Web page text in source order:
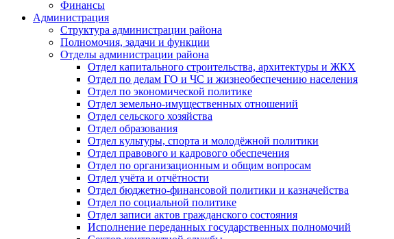
Финансы
Администрация
Структура администрации района
Полномочия, задачи и функции
Отделы администрации района
Отдел капитального строительства, архитектуры и ЖКХ
Отдел по делам ГО и ЧС и жизнеобеспечению населения
Отдел по экономической политике
Отдел земельно-имущественных отношений
Отдел сельского хозяйства
Отдел образования
Отдел культуры, спорта и молодёжной политики
Отдел правового и кадрового обеспечения
Отдел по организационным и общим вопросам
Отдел учёта и отчётности
Отдел бюджетно-финансовой политики и казначейства
Отдел по социальной политике
Отдел записи актов гражданского состояния
Исполнение переданных государственных полномочий